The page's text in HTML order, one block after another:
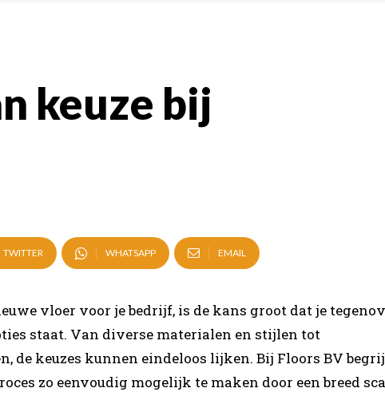
keuze bij
TWITTER WHATSAPP EMAIL
vloer voor je bedrijf, is de kans groot dat je
staat. Van diverse materialen en stijlen tot
de keuzes kunnen eindeloos lijken. Bij Floors BV
zo eenvoudig mogelijk te maken door een breed